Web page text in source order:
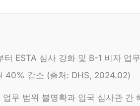
ESTA 심사 강화 및 B-1 비자 업
40% 감소 (출처: DHS, 2024.02)
무 범위 불명확과 입국 심사관 간